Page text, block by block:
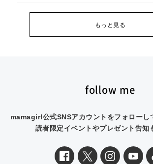
もっと見る
follow me
mamagirl公式SNSアカウントをフォローし
読者限定イベントやプレゼント告知